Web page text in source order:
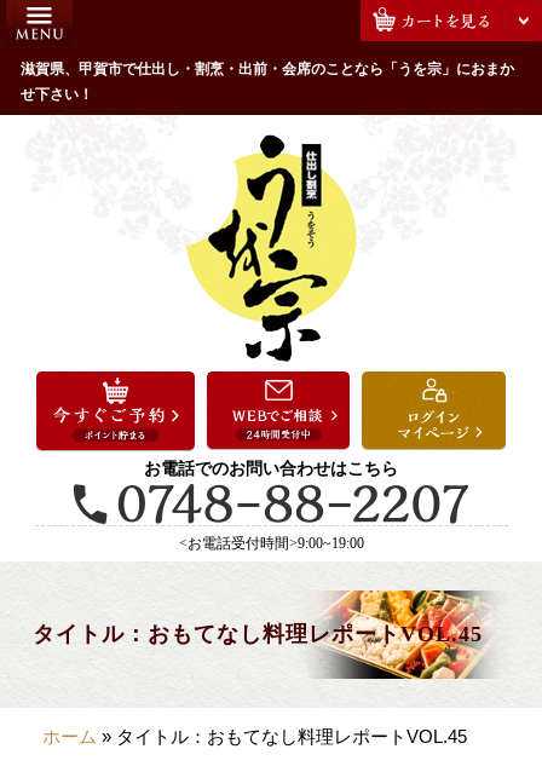
滋賀県、甲賀市で仕出し・割烹・出前・会席のことなら「うを宗」におまか
せ下さい！
お電話でのお問い合わせはこちら
<お電話受付時間>9:00~19:00
タイトル：おもてなし料理レポートVOL.45
HOME
うを宗のこだわり
配達エリア・注文方法
お祝い・ハレの日
法事・法要
接待・おもてなし
会議・セミナー弁当
製薬会社様向け
観光・行楽
ホーム » タイトル：おもてなし料理レポートVOL.45